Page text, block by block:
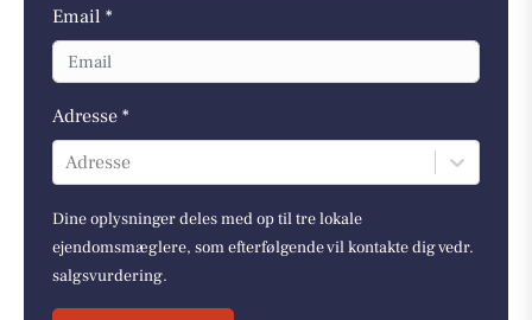
Email *
Adresse *
Adresse
Dine oplysninger deles med op til tre lokale
ejendomsmæglere, som efterfølgende vil kontakte dig vedr.
salgsvurdering.